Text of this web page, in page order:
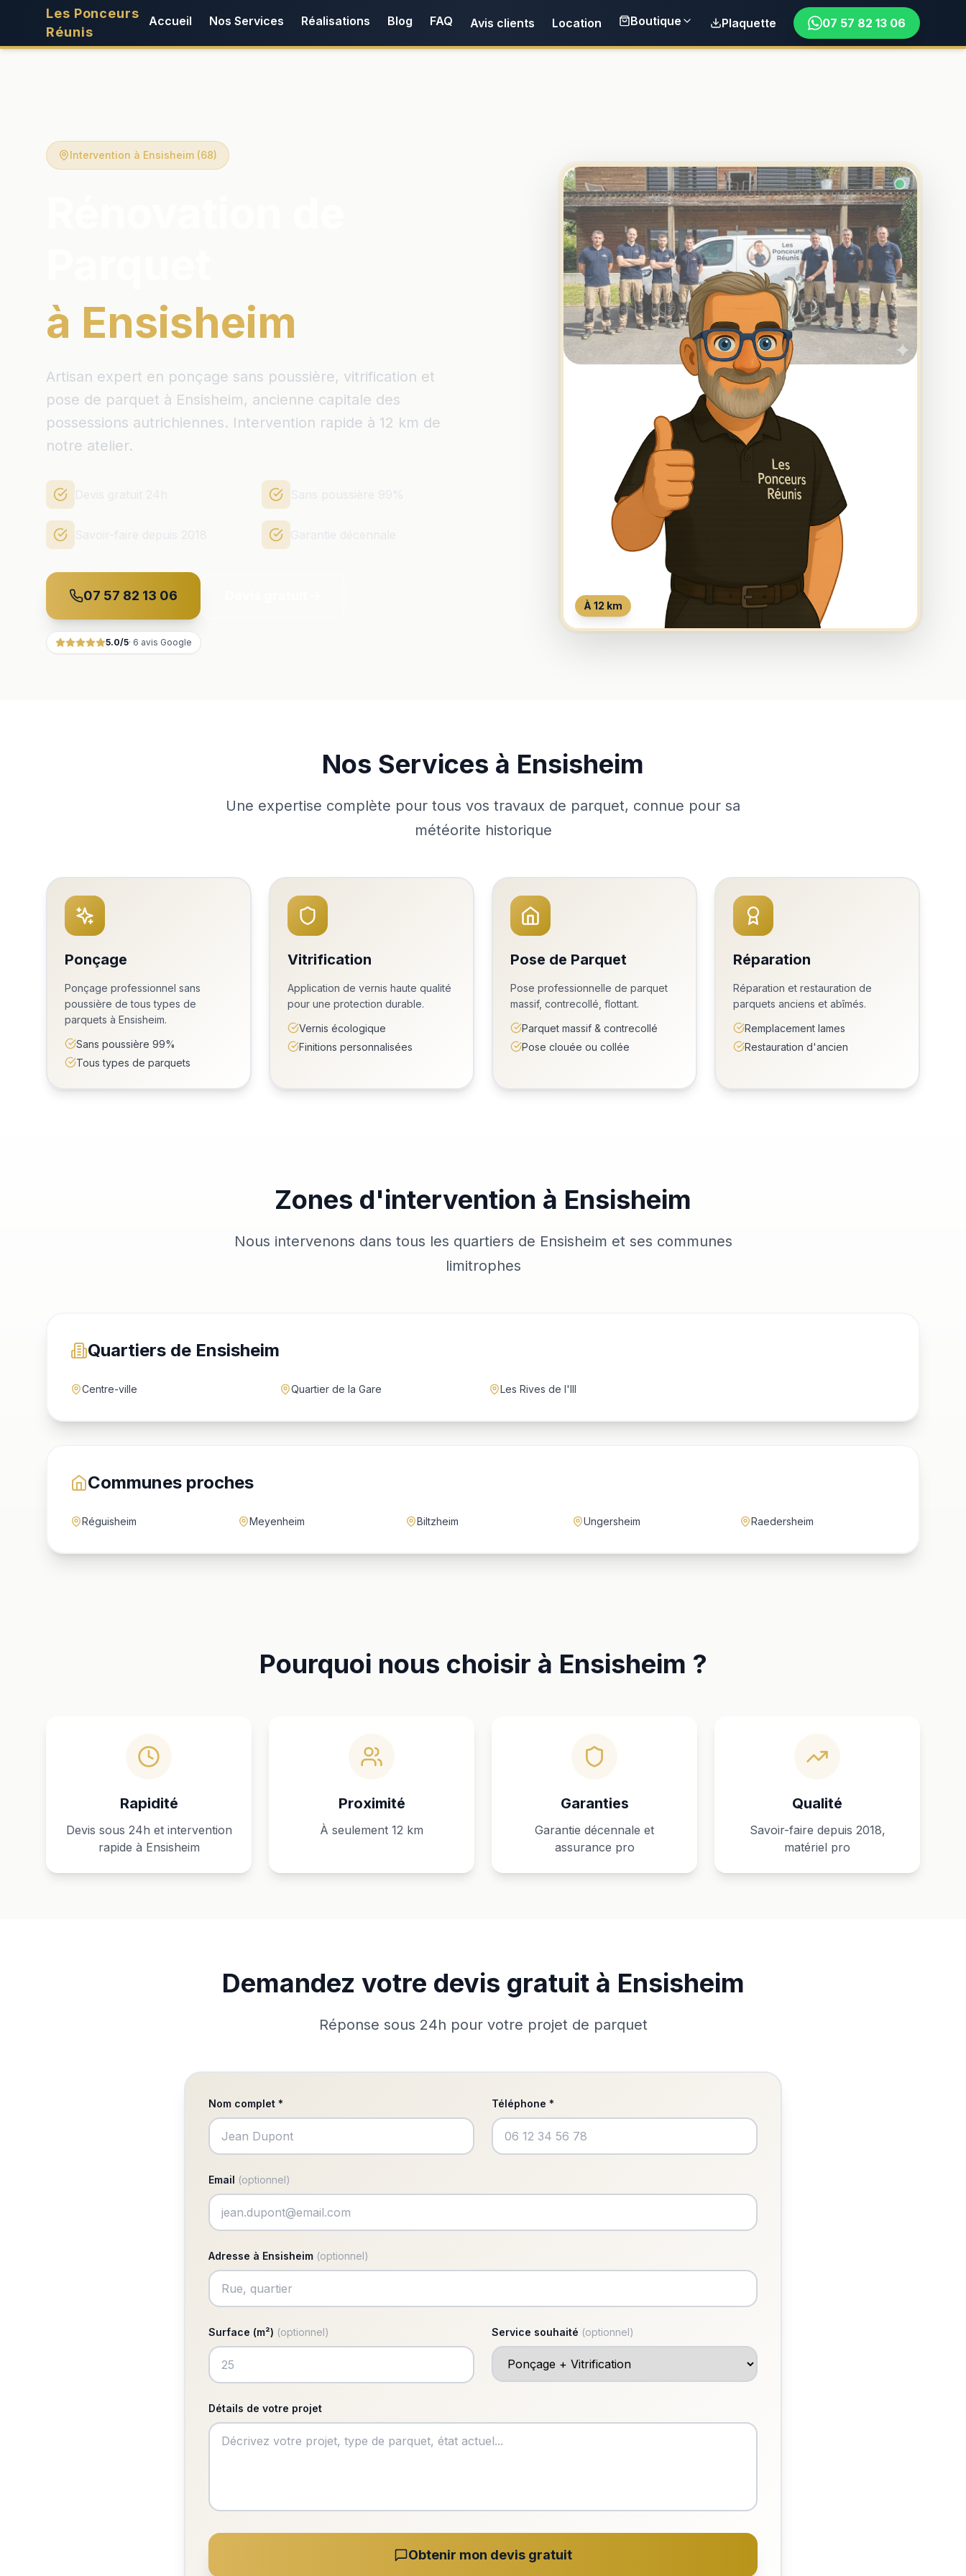
Les Ponceurs
Réunis
Accueil Nos Services Réalisations Blog FAQ Avis clients Location Boutique Plaquette 07 57 82 13 06
Intervention à Ensisheim (68)
à Ensisheim
Artisan expert en ponçage sans poussière, vitrification et
pose de parquet à Ensisheim, ancienne capitale des
possessions autrichiennes. Intervention rapide à 12 km de
notre atelier.
07 57 82 13 06
5.0/5· 6 avis Google
À 12 km
Nos Services à Ensisheim
Une expertise complète pour tous vos travaux de parquet, connue pour sa
météorite historique
Ponçage
Ponçage professionnel sans
poussière de tous types de
parquets à Ensisheim.
Sans poussière 99%
Tous types de parquets
Vitrification
Application de vernis haute qualité
pour une protection durable.
Vernis écologique
Finitions personnalisées
Pose de Parquet
Pose professionnelle de parquet
massif, contrecollé, flottant.
Parquet massif & contrecollé
Pose clouée ou collée
Réparation
Réparation et restauration de
parquets anciens et abîmés.
Remplacement lames
Restauration d'ancien
Zones d'intervention à Ensisheim
Nous intervenons dans tous les quartiers de Ensisheim et ses communes
limitrophes
Quartiers de Ensisheim
Centre-ville Quartier de la Gare Les Rives de l'Ill
Communes proches
Réguisheim Meyenheim Biltzheim Ungersheim Raedersheim
Pourquoi nous choisir à Ensisheim ?
Rapidité
Devis sous 24h et intervention
rapide à Ensisheim
Proximité
À seulement 12 km
Garanties
Garantie décennale et
assurance pro
Qualité
Savoir-faire depuis 2018,
matériel pro
Demandez votre devis gratuit à Ensisheim
Réponse sous 24h pour votre projet de parquet
Nom complet * Téléphone *
Email (optionnel)
Adresse à Ensisheim (optionnel)
Surface (m²) (optionnel) Service souhaité (optionnel)
Détails de votre projet
Obtenir mon devis gratuit